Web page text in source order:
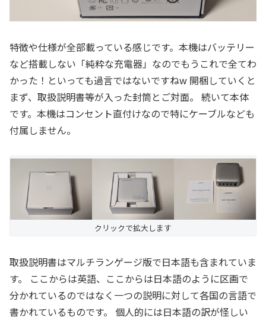
特徴や仕様が全部載っている感じです。本機はバッテリー
など搭載しない「純粋な充電器」なのでもうこれで全てわ
かった！といっても過言ではないですねw 開梱していくと
まず、取扱説明書等が入った封筒とご対面。 続いて本体
です。本機はコンセント直付けなので特にケーブルなども
付属しません。
クリックで拡大します
取扱説明書はマルチランゲージ版で日本語も含まれていま
す。 ここからは英語、ここからは日本語のように区画で
分かれているのではなく一つの説明に対して各国の言語で
書かれているものです。 個人的には日本語の訳が怪しい